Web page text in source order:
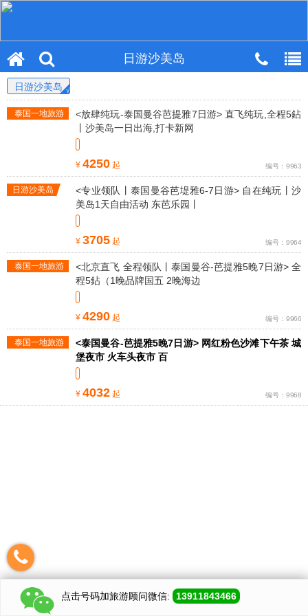
日游沙美岛
日游沙美岛
泰国一地旅游
<放肆纯玩-泰国曼谷芭提雅7日游> 直飞纯玩,全程5鉆
丨沙美岛一日出海,打卡新网
¥ 4250 起 编号：9963
日游沙美岛
<专业领队丨泰国曼谷芭堤雅6-7日游> 自在纯玩丨沙
美岛1天自由活动 东芭乐园丨
¥ 3705 起 编号：9964
泰国一地旅游
<北京直飞 全程领队丨泰国曼谷-芭提雅5晚7日游> 全
程5鉆（1晚品牌国五 2晚海边
¥ 4290 起 编号：9966
泰国一地旅游
<泰国曼谷-芭提雅5晚7日游> 网红粉色沙滩下午茶 城
堡夜市 火车头夜市 百
¥ 4032 起 编号：9968
点击号码加旅游顾问微信: 13911843466